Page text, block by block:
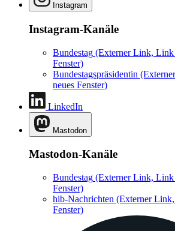
Instagram
Instagram-Kanäle
Bundestag (Externer Link, Link
Fenster)
Bundestagspräsidentin
neues Fenster)
LinkedIn
Mastodon
Mastodon-Kanäle
Bundestag (Externer Link, Link
Fenster)
hib-Nachrichten (Externer
Fenster)